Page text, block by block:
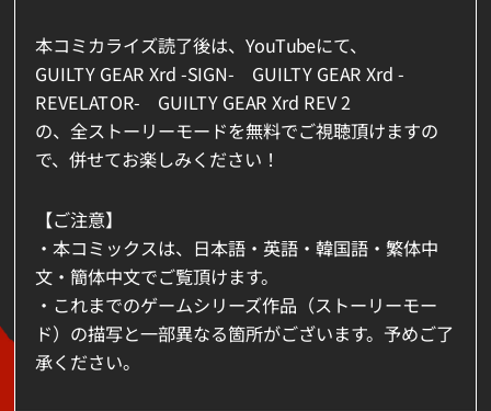
本コミカライズ読了後は、YouTubeにて、
GUILTY GEAR Xrd -SIGN- GUILTY GEAR Xrd -
REVELATOR- GUILTY GEAR Xrd REV 2
の、全ストーリーモードを無料でご視聴頂けますの
で、併せてお楽しみください！
【ご注意】
・本コミックスは、日本語・英語・韓国語・繁体中
文・簡体中文でご覧頂けます。
・これまでのゲームシリーズ作品（ストーリーモー
ド）の描写と一部異なる箇所がございます。予めご了
承ください。